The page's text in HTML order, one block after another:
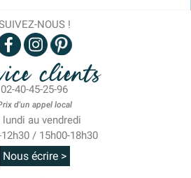
NOUS !
clients
02-40-45-25-96
d'un appel local
lundi au vendredi
/ 15h00-18h30
Nous écrire >